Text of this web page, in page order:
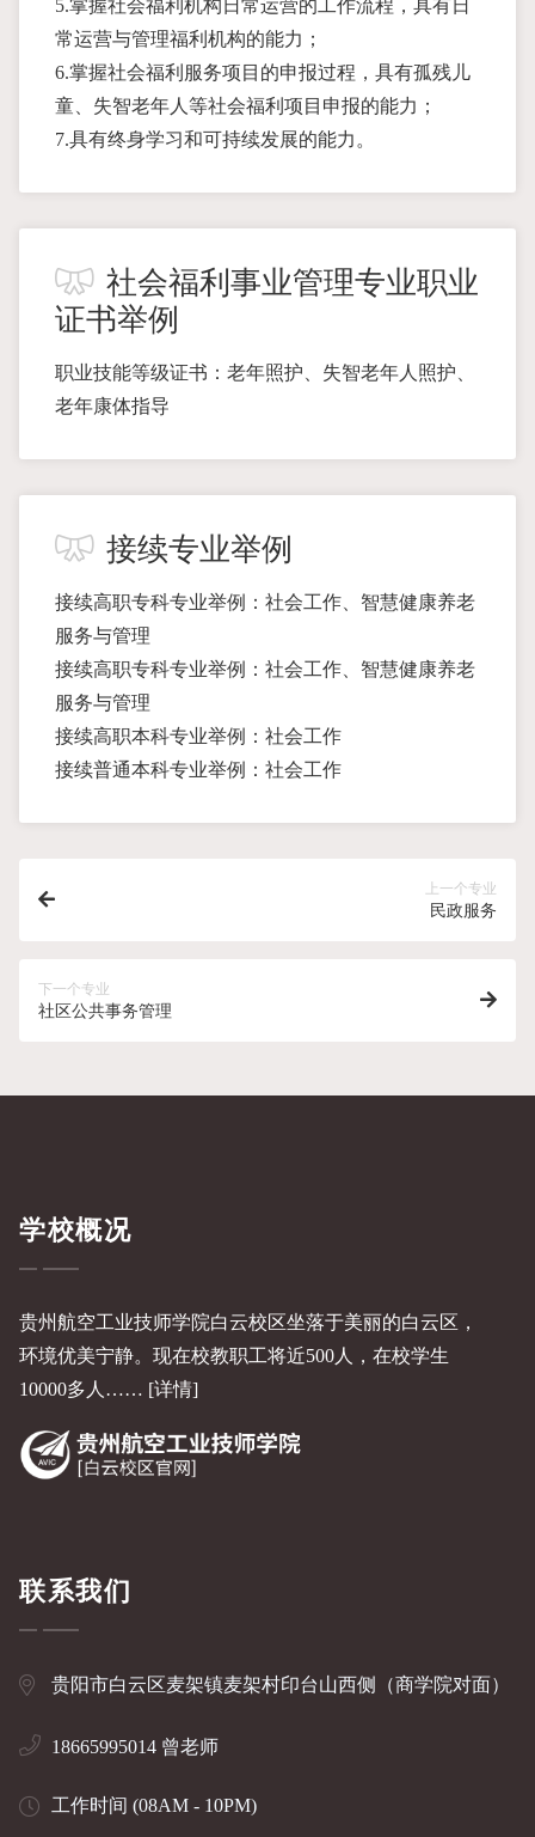
5.掌握社会福利机构日常运营的工作流程，具有日
常运营与管理福利机构的能力；
6.掌握社会福利服务项目的申报过程，具有孤残儿
童、失智老年人等社会福利项目申报的能力；
7.具有终身学习和可持续发展的能力。
社会福利事业管理专业职业
证书举例
职业技能等级证书：老年照护、失智老年人照护、
老年康体指导
接续专业举例
接续高职专科专业举例：社会工作、智慧健康养老
服务与管理
接续高职专科专业举例：社会工作、智慧健康养老
服务与管理
接续高职本科专业举例：社会工作
接续普通本科专业举例：社会工作
上一个专业
民政服务
下一个专业
社区公共事务管理
学校概况
贵州航空工业技师学院白云校区坐落于美丽的白云区，
环境优美宁静。现在校教职工将近500人，在校学生
10000多人…… [详情]
联系我们
贵阳市白云区麦架镇麦架村印台山西侧（商学院对面）
18665995014 曾老师
工作时间 (08AM - 10PM)